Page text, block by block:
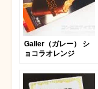
Galler（ガレー） シ
ョコラオレンジ